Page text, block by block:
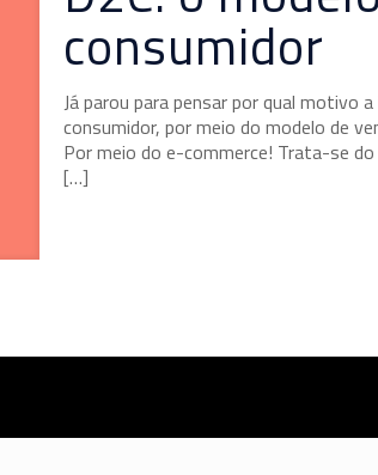
consumidor
Já parou para pensar por qual
consumidor, por meio do modelo de
Por meio do e-commerce! Trata-se
[…]